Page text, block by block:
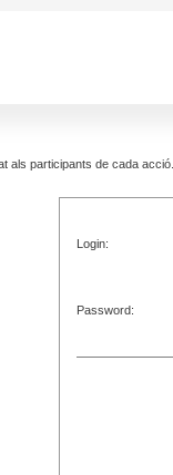
als participants de cada
Login:
Password: